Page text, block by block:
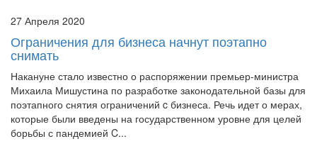
снимать
Накануне стало известно о распоряжении премьер-министра
Михаила Мишустина по разработке законодательной базы для
поэтапного снятия ограничений c бизнеса. Речь идет о мерах,
которые были введены на государственном уровне для целей
борьбы с пандемией C...
24 Апреля 2020